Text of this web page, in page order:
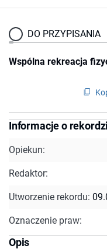
DO PRZYPISANIA
Wspólna rekreacja
Informacje o
Opiekun:
Redaktor:
Utworzenie rekordu:
Oznaczenie praw:
Opis